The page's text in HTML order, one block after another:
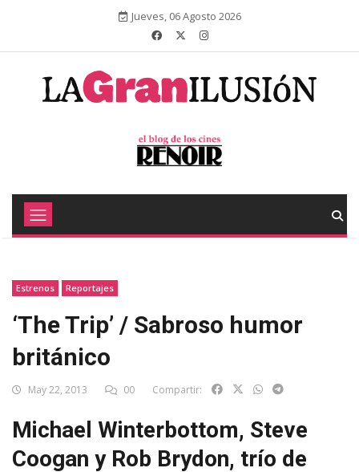
Jueves, 06 Agosto 2026
Estrenos Reportajes
‘The Trip’ / Sabroso humor
británico
May 22, 2013 00 Compartir:
Michael Winterbottom, Steve
Coogan y Rob Brydon, trío de